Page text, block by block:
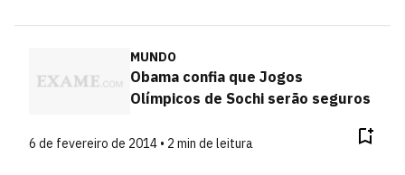
MUNDO
Obama confia que Jogos
Olímpicos de Sochi serão seguros
6 de fevereiro de 2014 • 2 min de leitura